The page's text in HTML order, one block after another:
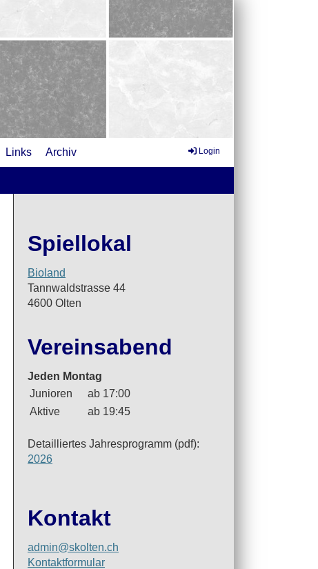
Links Archiv Login
Spiellokal
Bioland
Tannwaldstrasse 44
4600 Olten
Vereinsabend
Jeden Montag
Junioren
ab 17:00
Aktive
ab 19:45
Detailliertes Jahresprogramm (pdf):
2026
Kontakt
admin@skolten.ch
Kontaktformular